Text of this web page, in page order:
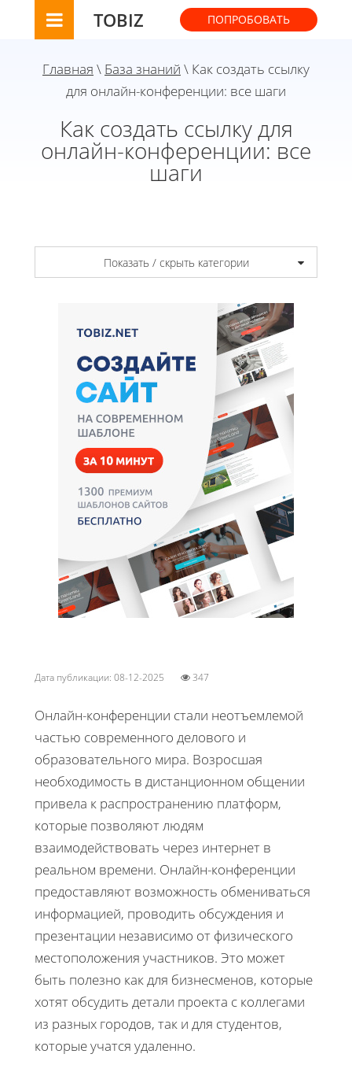
TOBIZ ПОПРОБОВАТЬ
Главная \ База знаний \ Как создать ссылку
для онлайн-конференции: все шаги
Как создать ссылку для
онлайн-конференции: все
шаги
Показать / скрыть категории
Дата публикации: 08-12-2025 347
Онлайн-конференции стали неотъемлемой
частью современного делового и
образовательного мира. Возросшая
необходимость в дистанционном общении
привела к распространению платформ,
которые позволяют людям
взаимодействовать через интернет в
реальном времени. Онлайн-конференции
предоставляют возможность обмениваться
информацией, проводить обсуждения и
презентации независимо от физического
местоположения участников. Это может
быть полезно как для бизнесменов, которые
хотят обсудить детали проекта с коллегами
из разных городов, так и для студентов,
которые учатся удаленно.